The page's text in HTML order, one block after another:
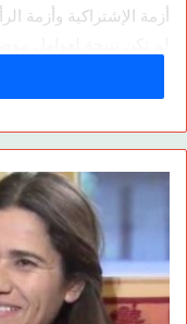
أزمة الإشتراكية وأزمة
بالجمود الفكري،
خارجية تتعلق بهيمنة
هي افتقاد الإيديولوجيا
الانتقائي في الممارسة
في عصر الهيمنة
المستهدف فحسب، بل إن
مستهدف، ووصل فيه إلى
تحقيق الإشتراكية أو